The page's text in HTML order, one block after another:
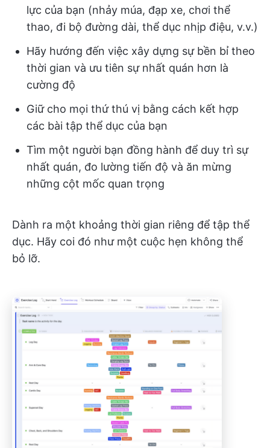
lực của bạn (nhảy múa, đạp xe, chơi thể
thao, đi bộ đường dài, thể dục nhịp điệu, v.v.)
Hãy hướng đến việc xây dựng sự bền bỉ theo
thời gian và ưu tiên sự nhất quán hơn là
cường độ
Giữ cho mọi thứ thú vị bằng cách kết hợp
các bài tập thể dục của bạn
Tìm một người bạn đồng hành để duy trì sự
nhất quán, đo lường tiến độ và ăn mừng
những cột mốc quan trọng
Dành ra một khoảng thời gian riêng để tập thể
dục. Hãy coi đó như một cuộc hẹn không thể
bỏ lỡ.